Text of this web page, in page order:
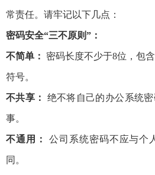
常责任。请牢记以下几点：
密码安全“三不原则”：
不简单： 密码长度不少于8位，包
符号。
不共享： 绝不将自己的办公系统
事。
不通用： 公司系统密码不应与个
同。